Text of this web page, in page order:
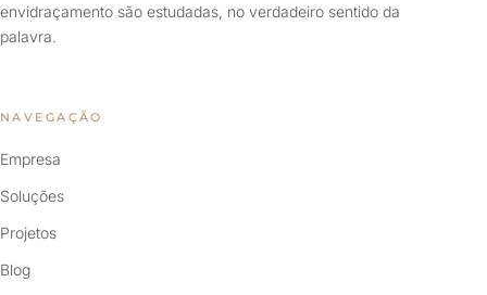
envidraçamento são estudadas, no verdadeiro sentido da
palavra.
NAVEGAÇÃO
Empresa
Soluções
Projetos
Blog